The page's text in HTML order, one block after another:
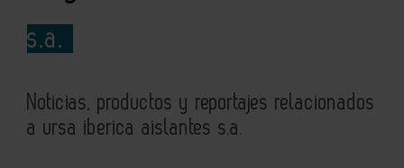
s.a.
Noticias, productos y reportajes relacionados
a ursa iberica aislantes s.a.